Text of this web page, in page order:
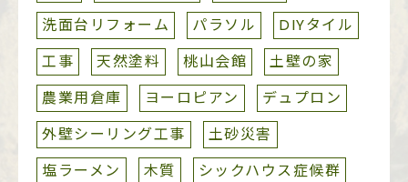
洗面台リフォーム
パラソル
DIYタイル
工事
天然塗料 桃山会館
土壁の家
農業用倉庫
ヨーロピアン
デュプロン
外壁シーリング工事
土砂災害
塩ラーメン
木質
シックハウス症候群